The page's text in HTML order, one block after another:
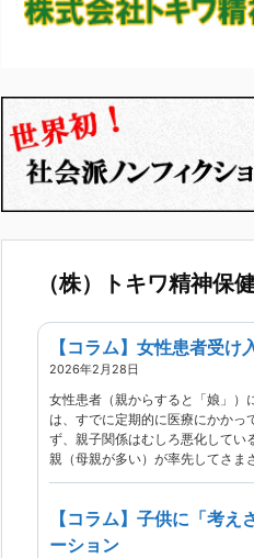
（株）トキワ精神保
【コラム】女性患者受け
2026年2月28日
女性患者（親からすると「娘」）
は、すでに定期的に医療にかかっ
ず、親子関係はむしろ悪化してい
親（母親が多い）が率先してさま
【コラム】子供に「考え
ーション